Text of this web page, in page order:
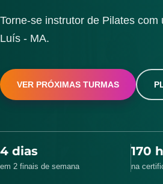
Torne-se instrutor de Pilates
Luís - MA.
VER PRÓXIMAS TURMAS
4 dias
em 2 finais de semana
170
na